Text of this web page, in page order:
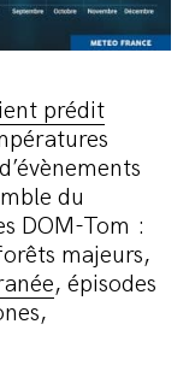
prédit
du
DOM-Tom :
majeurs,
, épisodes